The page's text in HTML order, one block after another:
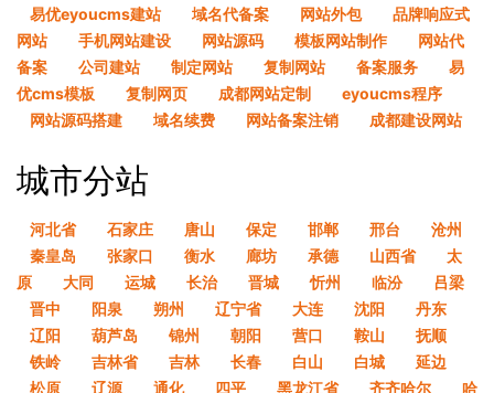
易优eyoucms建站
域名代备案 网站外包
品牌响应式
网站
手机网站建设 网站源码 模板网站制作
网站代
备案
公司建站 制定网站 复制网站 备案服务
易
优cms模板
复制网页 成都网站定制
eyoucms程序
网站源码搭建
域名续费 网站备案注销 成都建设网站
城市分站
河北省 石家庄 唐山 保定 邯郸 邢台
沧州
秦皇岛
张家口 衡水 廊坊 承德 山西省
太
原
大同 运城 长治 晋城 忻州 临汾
吕梁
晋中
阳泉 朔州 辽宁省 大连 沈阳
丹东
辽阳
葫芦岛 锦州 朝阳 营口 鞍山
抚顺
铁岭
吉林省 吉林 长春 白山 白城
延边
松原
辽源 通化 四平 黑龙江省 齐齐哈尔
哈